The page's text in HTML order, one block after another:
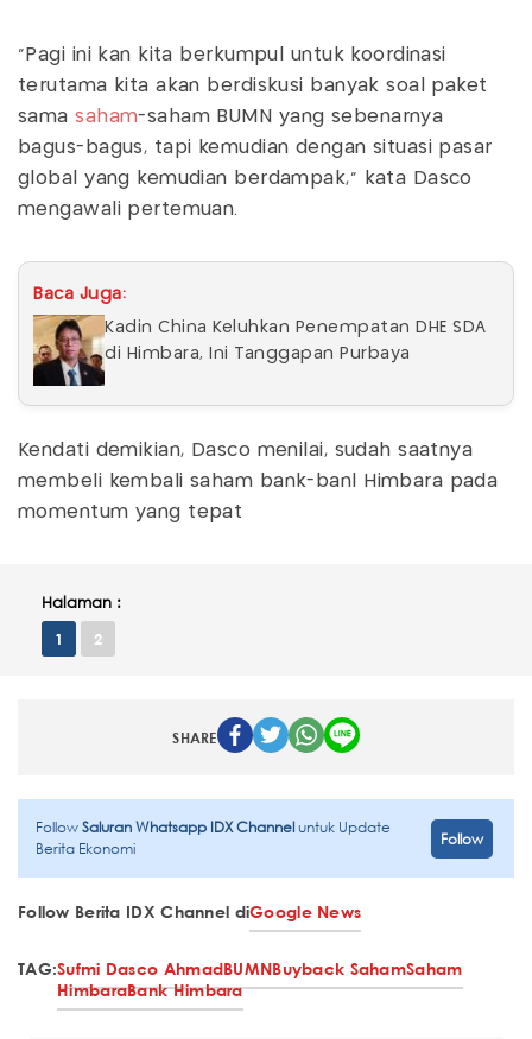
“Pagi ini kan kita berkumpul untuk koordinasi
terutama kita akan berdiskusi banyak soal paket
samasaham-saham BUMN yang sebenarnya
bagus-bagus, tapi kemudian dengan situasi pasar
global yang kemudian berdampak,” kata Dasco
mengawali pertemuan.
Baca Juga:
Kadin China Keluhkan Penempatan DHE SDA
di Himbara, Ini Tanggapan Purbaya
Kendati demikian, Dasco menilai, sudah saatnya
membeli kembali saham bank-banl Himbara pada
momentum yang tepat
Halaman :
1 2
SHARE
FollowSaluran Whatsapp IDX Channeluntuk Update
Berita Ekonomi
Follow
Follow Berita IDX Channel diGoogle News
TAG:Sufmi Dasco AhmadBUMNBuyback SahamSaham
HimbaraBank Himbara